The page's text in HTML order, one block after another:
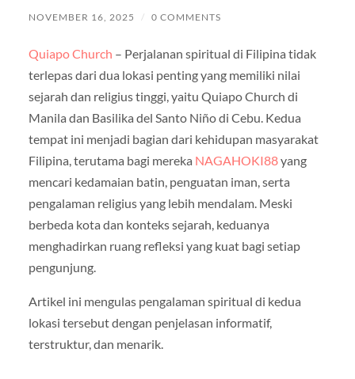
NOVEMBER 16, 2025 / 0 COMMENTS
Quiapo Church – Perjalanan spiritual di Filipina tidak
terlepas dari dua lokasi penting yang memiliki nilai
sejarah dan religius tinggi, yaitu Quiapo Church di
Manila dan Basilika del Santo Niño di Cebu. Kedua
tempat ini menjadi bagian dari kehidupan masyarakat
Filipina, terutama bagi mereka NAGAHOKI88yang
mencari kedamaian batin, penguatan iman, serta
pengalaman religius yang lebih mendalam. Meski
berbeda kota dan konteks sejarah, keduanya
menghadirkan ruang refleksi yang kuat bagi setiap
pengunjung.
Artikel ini mengulas pengalaman spiritual di kedua
lokasi tersebut dengan penjelasan informatif,
terstruktur, dan menarik.